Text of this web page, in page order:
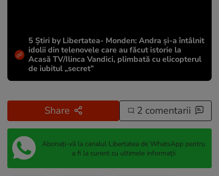
5 Știri by Libertatea- Monden: Andra și-a întâlnit
idolii din telenovele care au făcut istorie la
Acasă TV/Ilinca Vandici, plimbată cu elicopterul
de iubitul „secret”
Share 2 comentarii
Abonați-vă la canalul Libertatea de WhatsApp pentru
a fi la curent cu ultimele informații